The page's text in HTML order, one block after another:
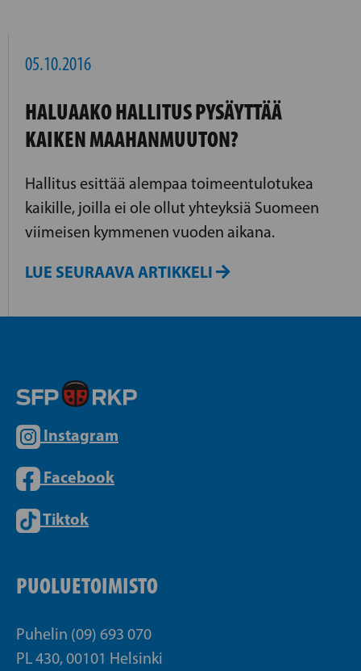
05.10.2016
HALUAAKO HALLITUS PYSÄYTTÄÄ
KAIKEN MAAHANMUUTON?
Hallitus esittää alempaa toimeentulotukea
kaikille, joilla ei ole ollut yhteyksiä Suomeen
viimeisen kymmenen vuoden aikana.
LUE SEURAAVA ARTIKKELI
Instagram
Facebook
Tiktok
PUOLUETOIMISTO
Puhelin (09) 693 070
PL 430, 00101 Helsinki